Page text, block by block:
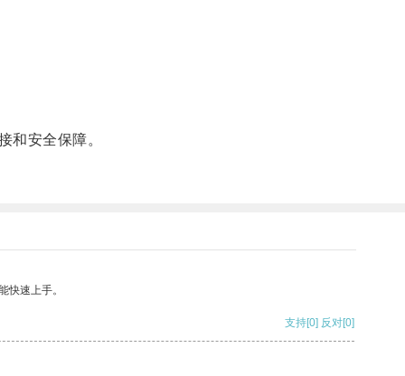
安全保障。
快速上手。
支持[0] 反对[0]